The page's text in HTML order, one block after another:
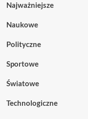
Najważniejsze
Naukowe
Polityczne
Sportowe
Światowe
Technologiczne